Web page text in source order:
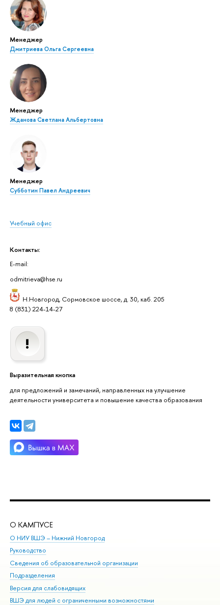
Менеджер
Дмитриева Ольга Сергеевна
Менеджер
Жданова Светлана Альбертовна
Менеджер
Субботин Павел Андреевич
Учебный офис
Контакты:
E-mail:
odmitrieva@hse.ru
Н.Новгород, Сормовское шоссе, д. 30, каб. 205
8 (831) 224-14-27
Выразительная кнопка
для предложений и замечаний, направленных на улучшение
деятельности университета и повышение качества образования
О КАМПУСЕ
О НИУ ВШЭ – Нижний Новгород
Руководство
Сведения об образовательной организации
Подразделения
Версия для слабовидящих
ВШЭ для людей с ограниченными возможностями